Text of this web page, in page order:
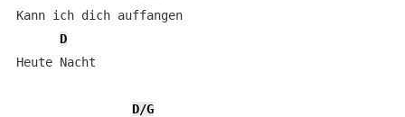
Kann ich dich auffangen
D
Heute Nacht
D/G